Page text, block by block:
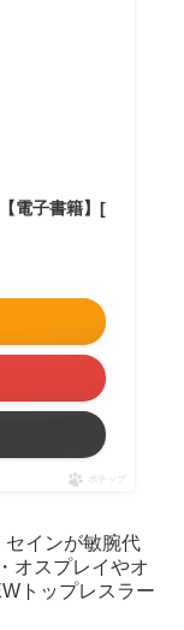
電子書籍】[
ポチップ
インが敏腕代
オスプレイやオ
トップレスラー